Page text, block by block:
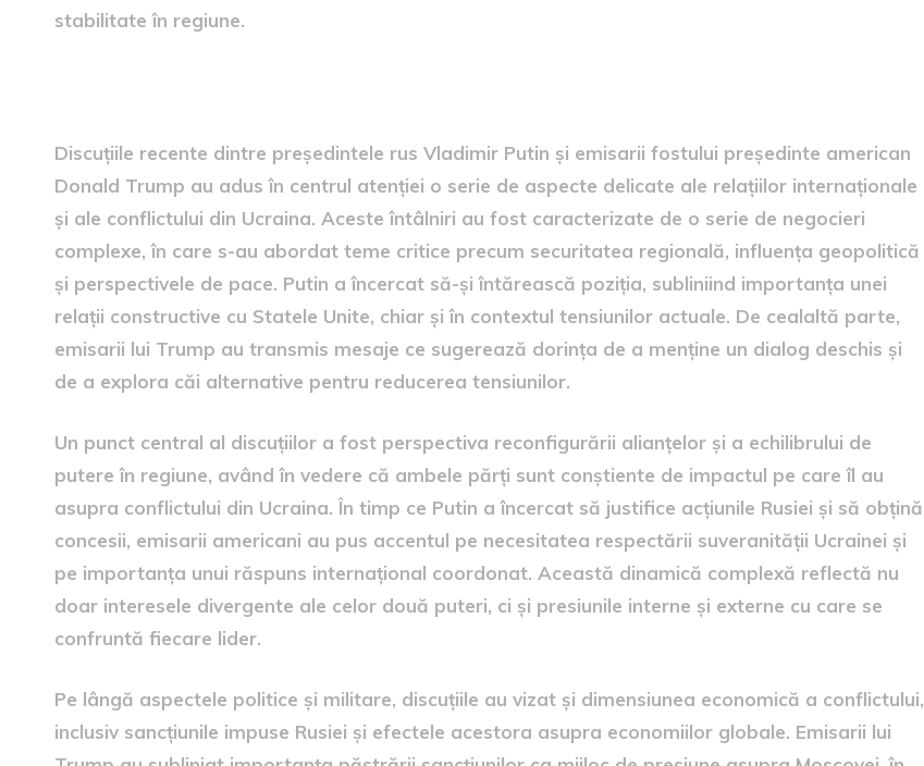
stabilitate în regiune.
Discuțiile recente dintre președintele rus Vladimir Putin și emisarii fostului președinte american
Donald Trump au adus în centrul atenției o serie de aspecte delicate ale relațiilor internaționale
și ale conflictului din Ucraina. Aceste întâlniri au fost caracterizate de o serie de negocieri
complexe, în care s-au abordat teme critice precum securitatea regională, influența geopolitică
și perspectivele de pace. Putin a încercat să-și întărească poziția, subliniind importanța unei
relații constructive cu Statele Unite, chiar și în contextul tensiunilor actuale. De cealaltă parte,
emisarii lui Trump au transmis mesaje ce sugerează dorința de a menține un dialog deschis și
de a explora căi alternative pentru reducerea tensiunilor.
Un punct central al discuțiilor a fost perspectiva reconfigurării alianțelor și a echilibrului de
putere în regiune, având în vedere că ambele părți sunt conștiente de impactul pe care îl au
asupra conflictului din Ucraina. În timp ce Putin a încercat să justifice acțiunile Rusiei și să obțină
concesii, emisarii americani au pus accentul pe necesitatea respectării suveranității Ucrainei și
pe importanța unui răspuns internațional coordonat. Această dinamică complexă reflectă nu
doar interesele divergente ale celor două puteri, ci și presiunile interne și externe cu care se
confruntă fiecare lider.
Pe lângă aspectele politice și militare, discuțiile au vizat și dimensiunea economică a conflictului,
inclusiv sancțiunile impuse Rusiei și efectele acestora asupra economiilor globale. Emisarii lui